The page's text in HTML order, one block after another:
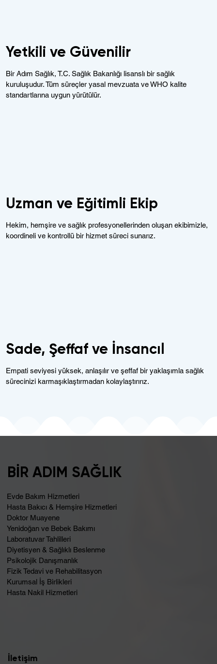
Yetkili ve Güvenilir
Bir Adım Sağlık, T.C. Sağlık Bakanlığı lisanslı bir sağlık
kuruluşudur. Tüm süreçler yasal mevzuata ve WHO kalite
standartlarına uygun yürütülür.
Uzman ve Eğitimli Ekip
Hekim, hemşire ve sağlık profesyonellerinden oluşan ekibimizle,
koordineli ve kontrollü bir hizmet süreci sunarız.
Sade, Şeffaf ve İnsancıl
Empati seviyesi yüksek, anlaşılır ve şeffaf bir yaklaşımla sağlık
sürecinizi karmaşıklaştırmadan kolaylaştırırız.
BİR ADIM SAĞLIK
Evde Bakım Hizmetleri
Hasta Bakıcı & Hemşire Hizmetleri
Doktor Muayene
Yenidoğan ve Bebek Bakımı
Laboratuvar Tahlilleri
Diyetisyen & Sağlıklı Beslenme
Psikolojik Danışmanlık
Fizik Tedavi ve Rehabilitasyon
Kurumsal İş Birlikleri
Hasta Nakil Hizmetleri
İletişim